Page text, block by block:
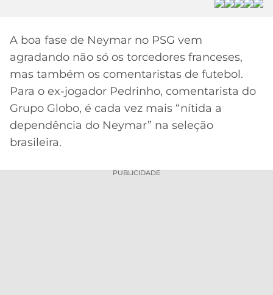
BETBOOM
CÓDIGO
DE
INDICAÇÃO
BET365
CÓDIGO
PALMEIRAS
CORINTHIANS
SÃO
PAULO
SÉRIE
A
LIBERTADORES
COPA
DO
BRASIL
ESPORTIVA
MERCADO
DA
PALPITES
A boa fase de Neymar no PSG vem
agradando não só os torcedores franceses,
mas também os comentaristas de futebol.
Para o ex-jogador Pedrinho, comentarista do
Grupo Globo, é cada vez mais “nítida a
dependência do Neymar” na seleção
brasileira.
PUBLICIDADE